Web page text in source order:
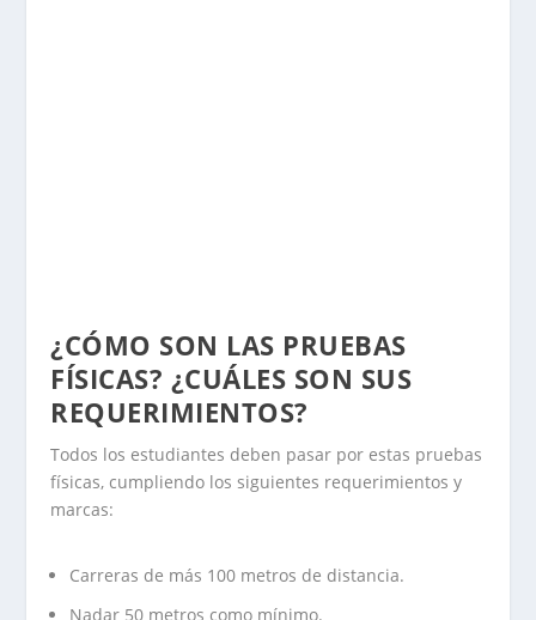
¿CÓMO SON LAS PRUEBAS
FÍSICAS? ¿CUÁLES SON SUS
REQUERIMIENTOS?
Todos los estudiantes deben pasar por estas pruebas
físicas, cumpliendo los siguientes requerimientos y
marcas:
Carreras de más 100 metros de distancia.
Nadar 50 metros como mínimo.